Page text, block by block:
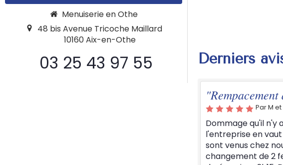
Derniers
Par M
Dommage qu'il n'y
l'entreprise en
sont venus chez
changement de 2
Menuiserie en Othe
48 bis Avenue Tricoche Maillard
10160Aix-en-Othe
03 25 43 97 55